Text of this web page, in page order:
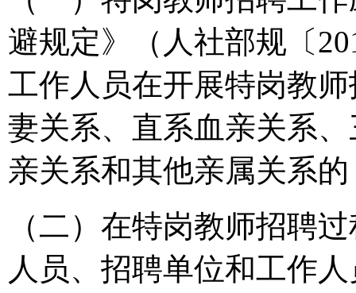
避规定》（人社部规〔
工作人员在开展特岗教
妻关系、直系血亲关系
亲关系和其他亲属关系
（二）在特岗教师招聘
人员、招聘单位和工作